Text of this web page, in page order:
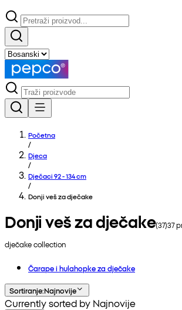
Početna
/
Djeca
/
Dječaci 92 - 134 cm
/
Donji veš za dječake
Donji veš za dječake(37)37
dječakecollection
Čarape i hulahopke za dječake
Sortiranje:Najnovije
Currently sorted by Najnovije